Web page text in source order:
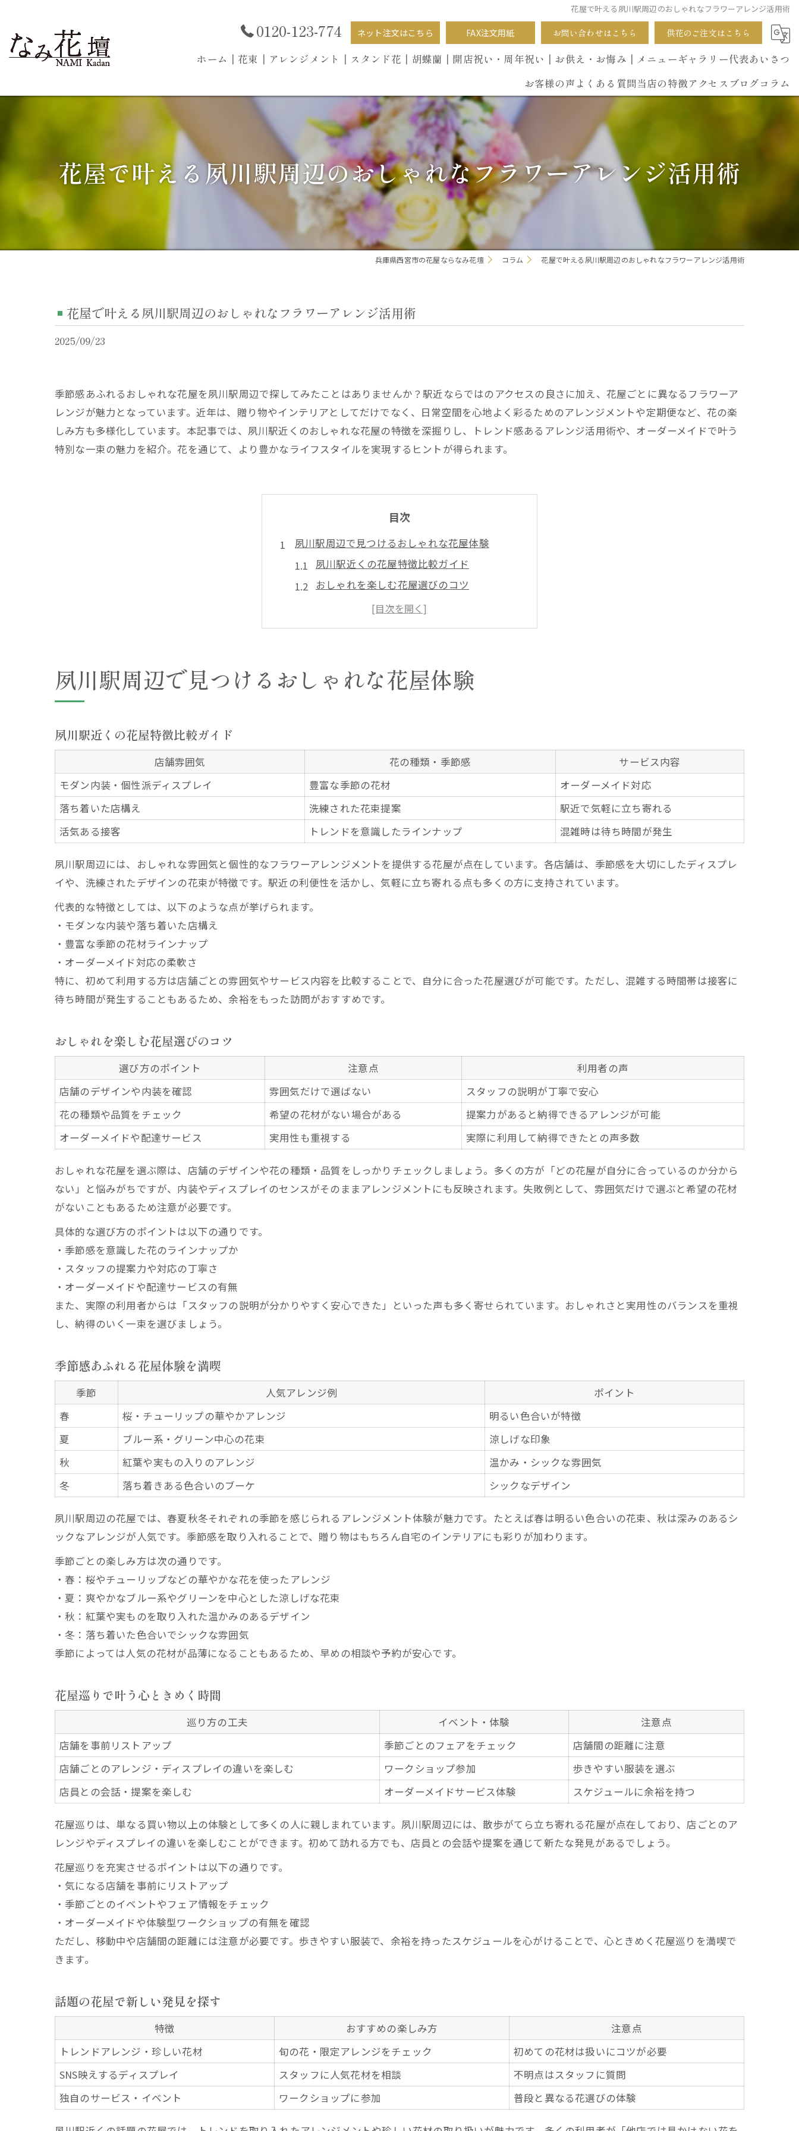
花屋で叶える夙川駅周辺のおしゃれなフラワーアレンジ活用術
0120-123-774 ネット注文はこちら FAX注文用紙 お問い合わせはこちら 供花のご注文はこちら
ホーム ┃花束┃ アレンジメント┃ スタンド花┃ 胡蝶蘭 ┃開店祝い・周年祝い ┃お供え・お悔み ┃メニューギャラリー代表あいさつ
お客様の声 よくある質問当店の特徴
イベント
誕生日
アクセス ブログコラム
花屋で叶える夙川駅周辺のおしゃれなフラワーアレンジ活用術
兵庫県西宮市の花屋ならなみ花壇 コラム 花屋で叶える夙川駅周辺のおしゃれなフラワーアレンジ活用術
花屋で叶える夙川駅周辺のおしゃれなフラワーアレンジ活用術
2025/09/23
季節感あふれるおしゃれな花屋を夙川駅周辺で探してみたことはありませんか？駅近ならではのアクセスの良さに加え、花屋ごとに異なるフラワーア
レンジが魅力となっています。近年は、贈り物やインテリアとしてだけでなく、日常空間を心地よく彩るためのアレンジメントや定期便など、花の楽
しみ方も多様化しています。本記事では、夙川駅近くのおしゃれな花屋の特徴を深掘りし、トレンド感あるアレンジ活用術や、オーダーメイドで叶う
特別な一束の魅力を紹介。花を通じて、より豊かなライフスタイルを実現するヒントが得られます。
目次
夙川駅周辺で見つけるおしゃれな花屋体験
夙川駅近くの花屋特徴比較ガイド
おしゃれを楽しむ花屋選びのコツ
季節感あふれる花屋体験を満喫
花屋巡りで叶う心ときめく時間
花屋選びが変わる夙川駅近くの魅力とは
駅近花屋の魅力ポイント早見表
夙川駅周辺で人気の花屋傾向分析
花屋のこだわりが光るサービス
季節感あふれる花屋で日常に彩りを
季節ごとに変わる花屋ラインナップ
花屋で取り扱う旬の花を知る方法
日常に彩りを添える花屋の提案
おしゃれ志向の花屋が集まる理由
駅近花屋で叶う上質なフラワー体験
贈り物向き花屋サービス比較一覧
花屋で選ぶ特別なギフトアレンジ
おしゃれな包装が魅力の花屋特集
花屋スタッフが提案する贈り物術
シーン別おすすめ花屋活用法
花屋発・特別なアレンジを楽しむ方法
花屋別アレンジメント事例一覧
夙川駅周辺で見つけるおしゃれな花屋体験
夙川駅近くの花屋特徴比較ガイド
店舗雰囲気 花の種類・季節感
サービス内容
モダン内装・個性派ディスプレイ
豊富な季節の花材
オーダーメイド対応
落ち着いた店構え
洗練された花束提案
駅近で気軽に立ち寄れる
活気ある接客
トレンドを意識したラインナップ 混雑時は待ち時間が発生
夙川駅周辺には、おしゃれな雰囲気と個性的なフラワーアレンジメントを提供する花屋が点在しています。各店舗は、季節感を大切にしたディスプレ
イや、洗練されたデザインの花束が特徴です。駅近の利便性を活かし、気軽に立ち寄れる点も多くの方に支持されています。
代表的な特徴としては、以下のような点が挙げられます。
・モダンな内装や落ち着いた店構え
・豊富な季節の花材ラインナップ
・オーダーメイド対応の柔軟さ
特に、初めて利用する方は店舗ごとの雰囲気やサービス内容を比較することで、自分に合った花屋選びが可能です。ただし、混雑する時間帯は接客に
待ち時間が発生することもあるため、余裕をもった訪問がおすすめです。
おしゃれを楽しむ花屋選びのコツ
選び方のポイント 注意点
利用者の声
店舗のデザインや内装を確認
雰囲気だけで選ばない
スタッフの説明が丁寧で安心
花の種類や品質をチェック
希望の花材がない場合がある
提案力があると納得できるアレンジが可能
オーダーメイドや配達サービス
実用性も重視する 実際に利用して納得できたとの声多数
おしゃれな花屋を選ぶ際は、店舗のデザインや花の種類・品質をしっかりチェックしましょう。多くの方が「どの花屋が自分に合っているのか分から
ない」と悩みがちですが、内装やディスプレイのセンスがそのままアレンジメントにも反映されます。失敗例として、雰囲気だけで選ぶと希望の花材
がないこともあるため注意が必要です。
具体的な選び方のポイントは以下の通りです。
・季節感を意識した花のラインナップか
・スタッフの提案力や対応の丁寧さ
・オーダーメイドや配達サービスの有無
また、実際の利用者からは「スタッフの説明が分かりやすく安心できた」といった声も多く寄せられています。おしゃれさと実用性のバランスを重視
し、納得のいく一束を選びましょう。
季節感あふれる花屋体験を満喫
季節 人気アレンジ例
ポイント
春
桜・チューリップの華やかアレンジ
明るい色合いが特徴
夏
ブルー系・グリーン中心の花束
涼しげな印象
秋
紅葉や実もの入りのアレンジ
温かみ・シックな雰囲気
冬
落ち着きある色合いのブーケ シックなデザイン
夙川駅周辺の花屋では、春夏秋冬それぞれの季節を感じられるアレンジメント体験が魅力です。たとえば春は明るい色合いの花束、秋は深みのあるシ
ックなアレンジが人気です。季節感を取り入れることで、贈り物はもちろん自宅のインテリアにも彩りが加わります。
季節ごとの楽しみ方は次の通りです。
・春：桜やチューリップなどの華やかな花を使ったアレンジ
・夏：爽やかなブルー系やグリーンを中心とした涼しげな花束
・秋：紅葉や実ものを取り入れた温かみのあるデザイン
・冬：落ち着いた色合いでシックな雰囲気
季節によっては人気の花材が品薄になることもあるため、早めの相談や予約が安心です。
花屋巡りで叶う心ときめく時間
巡り方の工夫 イベント・体験
注意点
店舗を事前リストアップ
季節ごとのフェアをチェック
店舗間の距離に注意
店舗ごとのアレンジ・ディスプレイの違いを楽しむ
ワークショップ参加
歩きやすい服装を選ぶ
店員との会話・提案を楽しむ
オーダーメイドサービス体験 スケジュールに余裕を持つ
花屋巡りは、単なる買い物以上の体験として多くの人に親しまれています。夙川駅周辺には、散歩がてら立ち寄れる花屋が点在しており、店ごとのア
レンジやディスプレイの違いを楽しむことができます。初めて訪れる方でも、店員との会話や提案を通じて新たな発見があるでしょう。
花屋巡りを充実させるポイントは以下の通りです。
・気になる店舗を事前にリストアップ
・季節ごとのイベントやフェア情報をチェック
・オーダーメイドや体験型ワークショップの有無を確認
ただし、移動中や店舗間の距離には注意が必要です。歩きやすい服装で、余裕を持ったスケジュールを心がけることで、心ときめく花屋巡りを満喫で
きます。
話題の花屋で新しい発見を探す
特徴 おすすめの楽しみ方
注意点
トレンドアレンジ・珍しい花材
旬の花・限定アレンジをチェック
初めての花材は扱いにコツが必要
SNS映えするディスプレイ
スタッフに人気花材を相談
不明点はスタッフに質問
独自のサービス・イベント
ワークショップに参加 普段と異なる花選びの体験